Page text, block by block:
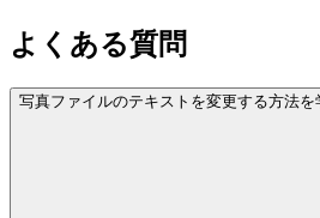
よくある質問
写真ファイルのテキストを変更する方法を